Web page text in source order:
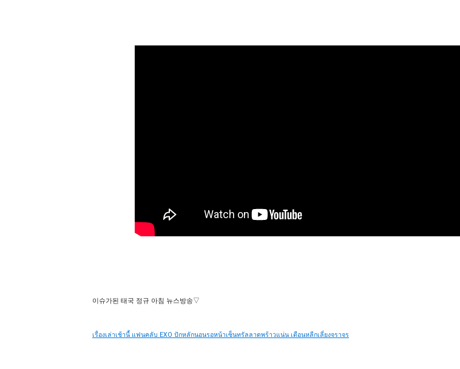
이슈가된 태국 정규 아침 뉴스방송▽
เรื่องเล่าเช้านี้ แฟนคลับ EXO ปักหลักนอนรอหน้าเซ็นทรัลลาดพร้าวแน่น เตือนหลีกเลี่ยงจราจร